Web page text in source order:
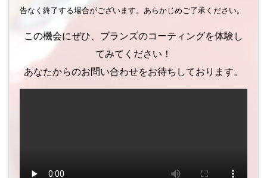
告なく終了する場合がございます。あらかじめご了承ください。
この機会にぜひ、ブランズのコーティングを体験し
てみてください！
あなたからのお問い合わせをお待ちしております。